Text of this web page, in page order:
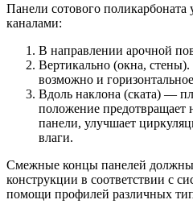
Панели сотового поликарбоната
каналами:
В направлении арочной
Вертикально (окна,
возможно и
Вдоль наклона (ската) —
положение предотвращает
панели, улучшает
влаги.
Смежные концы панелей должны
конструкции в соответствии с
помощи профилей различных